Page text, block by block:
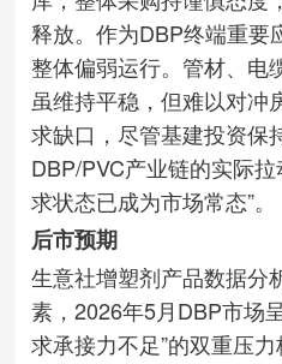
释放。作为DBP终端重要
整体偏弱运行。管材、电
虽维持平稳，但难以对冲
求缺口，尽管基建投资保
DBP/PVC产业链的实际
求状态已成为市场常态”。
后市预期
生意社增塑剂产品数据分
素，2026年5月DBP市场
求承接力不足”的双重压